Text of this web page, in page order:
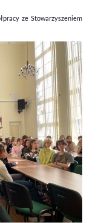
ze Stowarzyszeniem